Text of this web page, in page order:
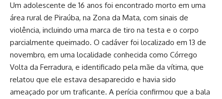
Um adolescente de 16 anos foi encontrado morto em uma
área rural de Piraúba, na Zona da Mata, com sinais de
violência, incluindo uma marca de tiro na testa e o corpo
parcialmente queimado. O cadáver foi localizado em 13 de
novembro, em uma localidade conhecida como Córrego
Volta da Ferradura, e identificado pela mãe da vítima, que
relatou que ele estava desaparecido e havia sido
ameaçado por um traficante. A perícia confirmou que a bala